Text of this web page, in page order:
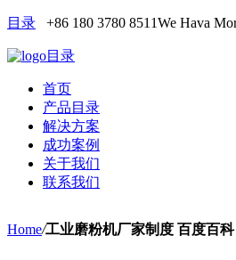
目录 +86 180 3780 8511We Hava
目录
首页
产品目录
解决方案
成功案例
关于我们
联系我们
Home/工业磨粉机厂家制度 百度百科